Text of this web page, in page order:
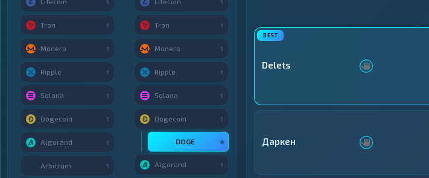
Delets
Даркен
1
Tron 1
Monero 1
Ripple 1
Solana 1
Dogecoin 1
Algorand 1
Arbitrum 1
1
Tron 1
Monero 1
Ripple 1
Solana 1
Dogecoin 1
DOGE ★
Algorand 1